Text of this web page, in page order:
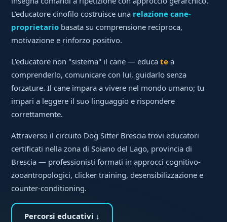
L'educatore cinofilo costruisce una relazione cane-
proprietario basata su comprensione reciproca,
motivazione e rinforzo positivo.
L'educatore non "sistema" il cane — educate a
comprenderlo, comunicare con lui, guidarlo senza
forzature. Il cane impara a vivere nel mondo umano; tu
impari a leggere il suo linguaggio e rispondere
correttamente.
Attraverso il circuito Dog Sitter Brescia trovi educatori
certificati nella zona di Soiano del Lago, provincia di
Brescia — professionisti formati in approcci cognitivo-
zooantropologici, clicker training, desensibilizzazione e
counter-conditioning.
Percorsi educativi ↓